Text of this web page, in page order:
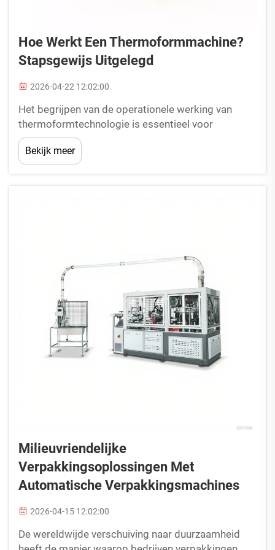
Hoe Werkt Een Thermoformmachine?
Stapsgewijs Uitgelegd
2026-04-22 12:02:00
Het begrijpen van de operationele werking van
thermoformtechnologie is essentieel voor
fabrikanten die op zoek zijn naar efficiënte
oplossingen voor voedingsverpakkingen. Een
thermoformmachine voor voedingsverpakkingen
Bekijk meer
Milieuvriendelijke
Verpakkingsoplossingen Met
Automatische Verpakkingsmachines
2026-04-15 12:02:00
De wereldwijde verschuiving naar duurzaamheid